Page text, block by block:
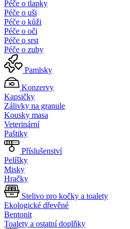
Péče o tlapky
Péče o uši
Péče o kůži
Péče o oči
Péče o srst
Péče o zuby
Pamlsky
Konzervy
Kapsičky
Zálivky na granule
Kousky masa
Veterinární
Paštiky
Příslušenství
Pelíšky
Misky
Hračky
Stelivo pro kočky a toalety
Ekologické dřevěné
Bentonit
Toalety a ostatní doplňky